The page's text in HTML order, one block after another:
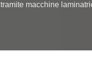
tramite macchine